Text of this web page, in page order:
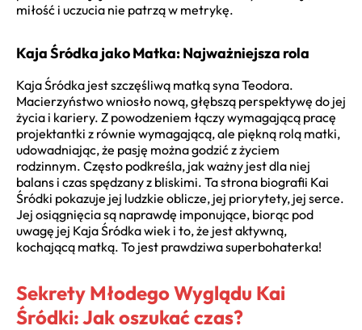
miłość i uczucia nie patrzą w metrykę.
Kaja Śródka jako Matka: Najważniejsza rola
Kaja Śródka jest szczęśliwą matką syna Teodora.
Macierzyństwo wniosło nową, głębszą perspektywę do jej
życia i kariery. Z powodzeniem łączy wymagającą pracę
projektantki z równie wymagającą, ale piękną rolą matki,
udowadniając, że pasję można godzić z życiem
rodzinnym. Często podkreśla, jak ważny jest dla niej
balans i czas spędzany z bliskimi. Ta strona biografii Kai
Śródki pokazuje jej ludzkie oblicze, jej priorytety, jej serce.
Jej osiągnięcia są naprawdę imponujące, biorąc pod
uwagę jej Kaja Śródka wiek i to, że jest aktywną,
kochającą matką. To jest prawdziwa superbohaterka!
Sekrety Młodego Wyglądu Kai
Śródki: Jak oszukać czas?